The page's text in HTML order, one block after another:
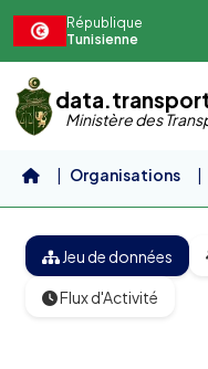
République
Tunisienne
Ministère des
Organisations
Jeu de données
Flux d'Activité